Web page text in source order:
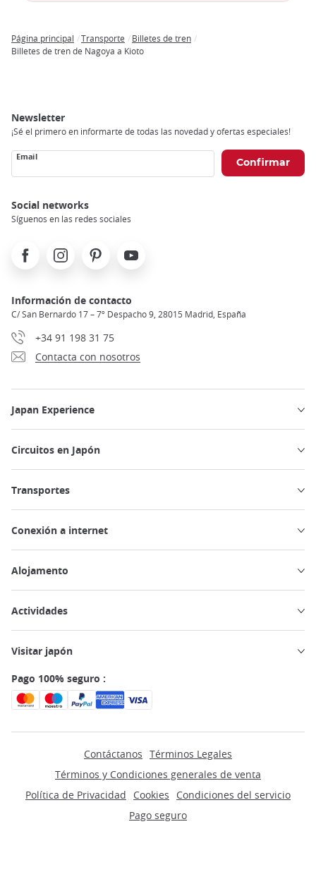
Breadcrumb
Página principal Transporte
Billetes de tren
Billetes de tren de Nagoya a Kioto
Newsletter
¡Sé el primero en informarte de todas las novedad y ofertas especiales!
Email
Social networks
Síguenos en las redes sociales
FacebookInstagramPinterest Youtube
Información de contacto
C/ San Bernardo 17 – 7º Despacho 9, 28015 Madrid, España
+34 91 198 31 75
Contacta con nosotros
Japan Experience
Circuitos en Japón
Transportes
Conexión a internet
Alojamento
Actividades
Visitar japón
Pago 100% seguro :
Contáctanos Términos Legales
Términos y Condiciones generales de venta
Política de Privacidad
Cookies
Condiciones del servicio
Pago seguro